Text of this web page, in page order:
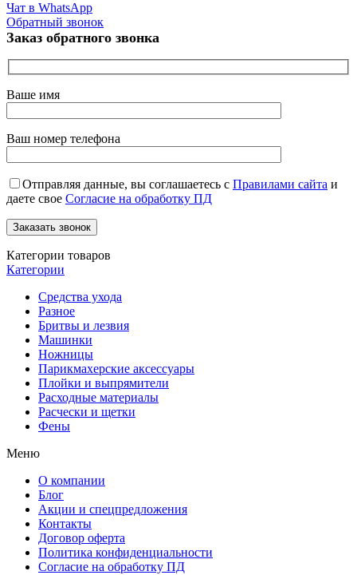
Чат в WhatsApp
Обратный звонок
Заказ обратного звонка
Ваше имя
Ваш номер телефона
Отправляя данные, вы соглашаетесь с Правилами сайта и
даете свое Согласие на обработку ПД
Категории товаров
Категории
Средства ухода
Разное
Бритвы и лезвия
Машинки
Ножницы
Парикмахерские аксессуары
Плойки и выпрямители
Расходные материалы
Расчески и щетки
Фены
Меню
О компании
Блог
Акции и спецпредложения
Контакты
Договор оферта
Политика конфиденциальности
Согласие на обработку ПД